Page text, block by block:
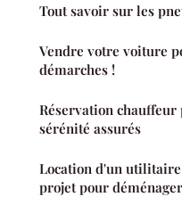
Tout savoir sur les
Vendre votre voiture
démarches !
Réservation
sérénité assurés
Location d'un
projet pour